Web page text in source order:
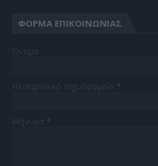
ΦΌΡΜΑ ΕΠΙΚΟΙΝΩΝΊΑΣ